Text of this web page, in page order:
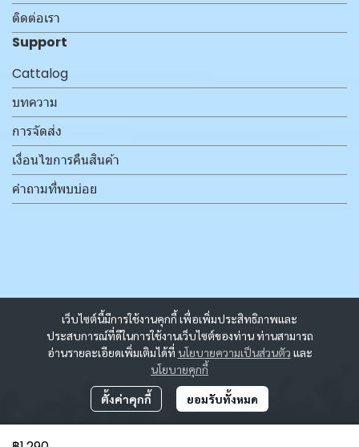
เว็บไซต์นี้มีการใช้งานคุกกี้ เพื่อเพิ่มประสิทธิภาพและ
ประสบการณ์ที่ดีในการใช้งานเว็บไซต์ของท่าน ท่านสามารถ
อ่านรายละเอียดเพิ่มเติมได้ที่ นโยบายความเป็นส่วนตัว และ
นโยบายคุกกี้
ตั้งค่าคุกกี้ ยอมรับทั้งหมด
ติดต่อเรา
Support
Cattalog
บทความ
การจัดส่ง
เงื่อนไขการคืนสินค้า
คำถามที่พบบ่อย